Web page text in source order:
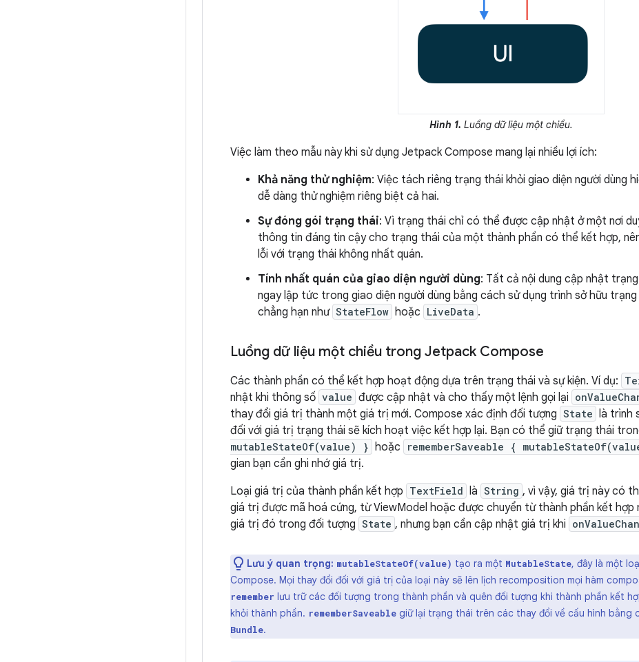
Hình 1. Luồng dữ liệu một chiều.
Việc làm theo mẫu này khi sử dụng Jetpack Compose mang lại nhiều lợi ích:
Khả năng thử nghiệm: Việc tách riêng trạng thái khỏi giao diện người dùng
dễ dàng thử nghiệm riêng biệt cả hai.
Sự đóng gói trạng thái: Vì trạng thái chỉ có thể được cập nhật ở một nơi
thông tin đáng tin cậy cho trạng thái của một thành phần có thể kết hợp,
lỗi với trạng thái không nhất quán.
Tính nhất quán của giao diện người dùng: Tất cả nội dung cập nhật
ngay lập tức trong giao diện người dùng bằng cách sử dụng trình sở hữu
chẳng hạn như StateFlow hoặc LiveData .
Luồng dữ liệu một chiều trong Jetpack Compose
Các thành phần có thể kết hợp hoạt động dựa trên trạng thái và sự kiện. Ví dụ:
nhật khi thông số value được cập nhật và cho thấy một lệnh gọi lại
thay đổi giá trị thành một giá trị mới. Compose xác định đối tượng State
là trình
đối với giá trị trạng thái sẽ kích hoạt việc kết hợp lại. Bạn có thể giữ trạng thái
mutableStateOf(value) }
hoặc rememberSaveable {
gian bạn cần ghi nhớ giá trị.
Loại giá trị của thành phần kết hợp TextField là String , vì vậy, giá trị này có
giá trị được mã hoá cứng, từ ViewModel hoặc được chuyển từ thành phần kết hợp
giá trị đó trong đối tượng State , nhưng bạn cần cập nhật giá trị khi
Lưu ý quan trọng: mutableStateOf(value) tạo ra một MutableState, đây là một
Compose. Mọi thay đổi đối với giá trị của loại này sẽ lên lịch recomposition mọi hàm
remember lưu trữ các đối tượng trong thành phần và quên đối tượng khi thành phần kết
khỏi thành phần. rememberSaveable giữ lại trạng thái trên các thay đổi về cấu hình bằng
Bundle.